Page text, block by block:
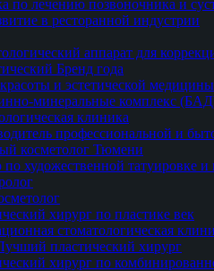
по лечению позвоночника и
в ресторанной индустрии
аппарат для
Бренд года
и эстетической медицины
минеральные комплекс
клиника
профессиональной и
косметолог Тюмени
художественной татуировке
хирург по пластике век
стоматологическая
пластический хирург
хирург по